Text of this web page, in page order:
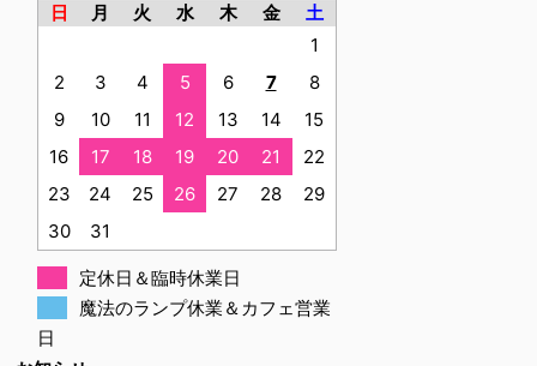
日
月 火 水 木 金
土
1
2
3 4 5 6 7
8
9
10 11 12 13 14
15
16
17 18 19 20 21
22
23
24 25 26 27 28
29
30
31
定休日＆臨時休業日
魔法のランプ休業＆カフェ営業
日